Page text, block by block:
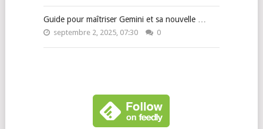
Guide pour maîtriser Gemini et sa nouvelle …
septembre 2, 2025, 07:30 0